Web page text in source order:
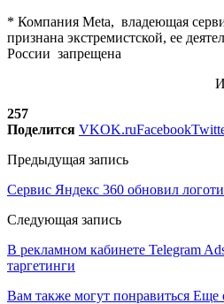
* Компания Meta, владеющая
признана экстремистской, ее
России запрещена
257
Поделится VKOK.ruFacebook
Предыдущая запись
Сервис Яндекс 360 обновил
Следующая запись
В рекламном кабинете Telegram
таргетинги
Вам также могут понравиться Еще